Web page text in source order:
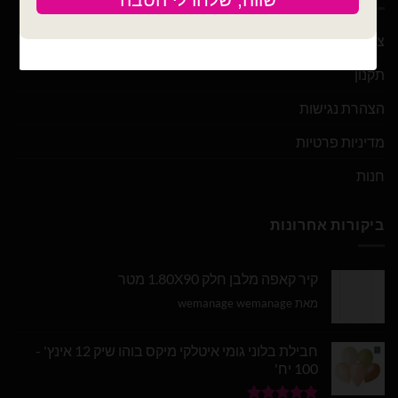
צור קשר
תקנון
הצהרת נגישות
מדיניות פרטיות
חנות
ביקורות אחרונות
קיר קאפה מלבן חלק 1.80X90 מטר
מאת wemanage wemanage
חבילת בלוני גומי איטלקי מיקס בוהו שיק 12 אינץ' -
100 יח'